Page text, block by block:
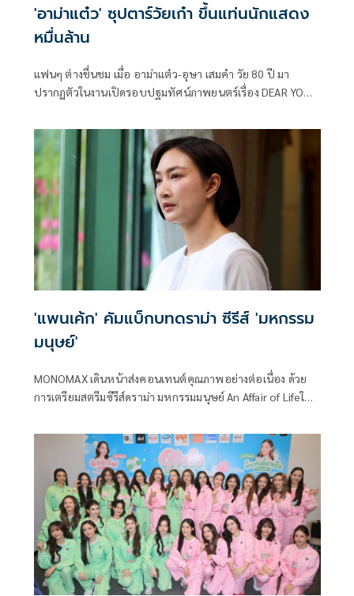
'อาม่าแต๋ว' ซุปตาร์วัยเก๋า ขึ้นแท่นนักแสดง
หมื่นล้าน
แฟนๆ ต่างชื่นชม เมื่อ อาม่าแต๋ว-อุษา เสมคำ วัย 80 ปี มา
ปรากฏตัวในงานเปิดรอบปฐมทัศน์ภาพยนตร์เรื่อง DEAR YOU
เจ้าตัวจะเพิ่งผ่านการผ่าตัดกระดูกสันหลังใส่หมุด 4 ตัวมาได้
เพียง 1 เดือนก็ตาม ตอนนี้รอพักฟื้นร่างกายอีก 2 เดือน ก็อาจจะ
บินไปรับงานต่างประเทศได้
'แพนเค้ก' คัมแบ็กบทดราม่า ซีรีส์ 'มหกรรม
มนุษย์'
MONOMAX เดินหน้าส่งคอนเทนต์คุณภาพอย่างต่อเนื่อง ด้วย
การเตรียมสตรีมซีรีส์ดราม่า มหกรรมมนุษย์ An Affair of Lifeใน
ซึ้ง สะท้อนแง่มุมของความรัก ครอบครัว ความสูญเสีย และการ
เติบโตของมนุษย์ ผ่านบทละครที่เข้มข้นและเปี่ยมด้วยอารมณ์
พร้อมชวนผู้ชมร่วมเดินทางไปกับทุกช่วงเวลาของชีวิตที่ทั้ง
งดงามและเจ็บปวด